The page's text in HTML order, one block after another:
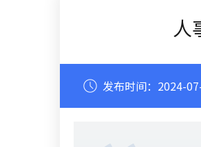
人
发布时间： 2024-